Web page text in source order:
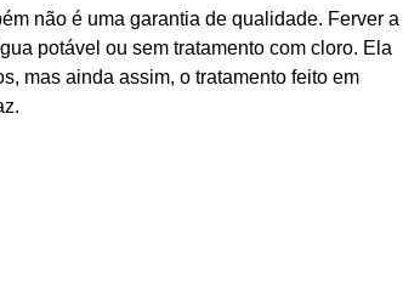
não é uma garantia de qualidade. Ferver a
potável ou sem tratamento com cloro. Ela
mas ainda assim, o tratamento feito em